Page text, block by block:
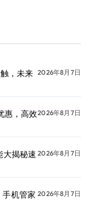
，未来 2026年8月7日
惠，高效2026年8月7日
大揭秘速 2026年8月7日
手机管家 2026年8月7日